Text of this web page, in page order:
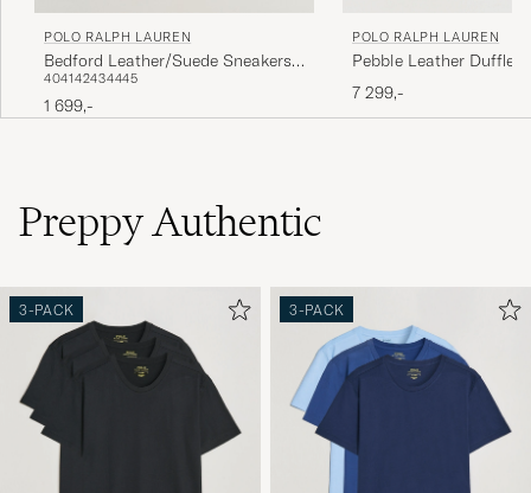
POLO RALPH LAUREN
Bedford Leather/Suede Sneakers
Multi
404142434445
1 699,-
POLO RALPH LAUREN
Pebble Leather Duffle
7 299,-
Preppy Authentic
3-PACK 3-PACK